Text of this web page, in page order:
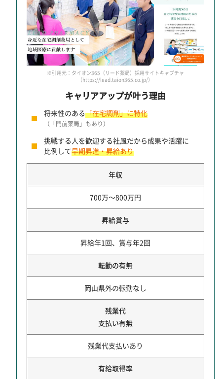
※引用元：タイオン365（リード薬局）採用サイトキャプチャ
（https://lead.taion365.co.jp/）
キャリアアップが叶う理由
将来性のある「在宅調剤」に特化
（「門前薬局」もあり）
挑戦する人を歓迎する社風だから成果や活躍に
比例して早期昇進・昇給あり
年収
700万～800万円
昇給賞与
昇給年1回、賞与年2回
転勤の有無
岡山県外の転勤なし
残業代
支払い有無
残業代支払いあり
有給取得率